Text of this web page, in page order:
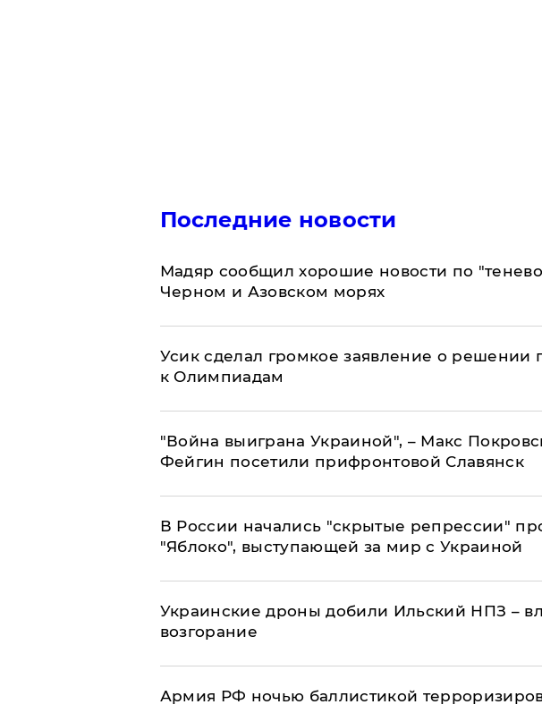
Последние новости
Мадяр сообщил хорошие новости по
Черном и Азовском морях
Усик сделал громкое заявление о решении
к Олимпиадам
"Война выиграна Украиной", – Макс
Фейгин посетили прифронтовой Славянск
В России начались "скрытые репрессии"
"Яблоко", выступающей за мир с Украиной
Украинские дроны добили Ильский НПЗ –
возгорание
Армия РФ ночью баллистикой